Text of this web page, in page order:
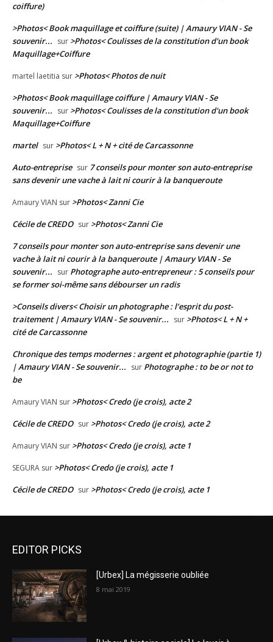
coiffure)
>Photos< Book maquillage et coiffure (suite) | Amaury VIAN - Se
souvenir... sur >Photos< Coulisses de la constitution d'un book
Maquillage+Coiffure
martel laetitia sur >Photos< Photos de nuit
>Photos< Book maquillage coiffure | Amaury VIAN - Se
souvenir... sur >Photos< Coulisses de la constitution d'un book
Maquillage+Coiffure
martel sur >Photos< L + N + cité de Carcassonne
Auto-entreprise sur 7 conseils pour monter son auto-entreprise
sans devenir une vache à lait ni courir à la banqueroute
Amaury VIAN sur >Photos< Zanni Cie
Cécile de CREDO sur >Photos< Zanni Cie
7 conseils pour monter son auto-entreprise sans devenir une
vache à lait ni courir à la banqueroute | Amaury VIAN - Se
souvenir... sur Photographe auto-entrepreneur : 5 conseils pour
se former soi-même sans débourser un radis
>Conseils divers< Choisir un photographe : l’esprit du post-
traitement | Amaury VIAN - Se souvenir... sur >Photos< L + N +
cité de Carcassonne
Chronique des temps modernes : argent et photographie (partie 1)
| Amaury VIAN - Se souvenir... sur Photographe : to be or not to
be
Amaury VIAN sur >Photos< Credo (je crois), acte 2
Cécile de CREDO sur >Photos< Credo (je crois), acte 2
Amaury VIAN sur >Photos< Credo (je crois), acte 1
SEGURA sur >Photos< Credo (je crois), acte 1
Cécile de CREDO sur >Photos< Credo (je crois), acte 1
EDITOR PICKS
[Urbex] La mégisserie oubliée
8 mai 2019